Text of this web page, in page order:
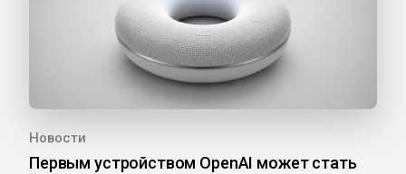
Новости
Первым устройством OpenAI может стать